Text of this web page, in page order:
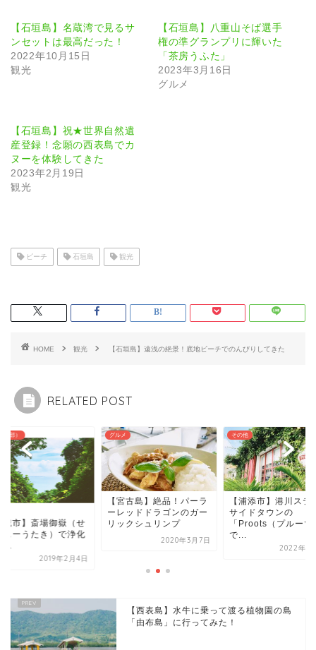
【石垣島】名蔵湾で見るサ
ンセットは最高だった！
2022年10月15日
観光
【石垣島】八重山そば選手
権の準グランプリに輝いた
「茶房うふた」
2023年3月16日
グルメ
【石垣島】祝★世界自然遺
産登録！念願の西表島でカ
ヌーを体験してきた
2023年2月19日
観光
ビーチ 石垣島 観光
HOME 観光 【石垣島】遠浅の絶景！底地ビーチでのんびりしてきた
RELATED POST
古島】絶品！パーラ
クシュリンプ
2020年3月7日
その他
【浦添市】港川ステイツ
サイドタウンの
「Proots（プルーツ）」
本島（南部）
【南城市】斎場御
ーふぁーうたき）
【西表島】水牛に乗って渡る植物園の島
「由布島」に行ってみた！